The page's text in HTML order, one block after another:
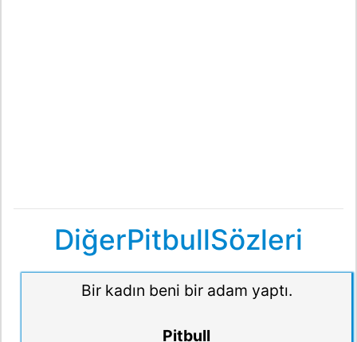
DiğerPitbullSözleri
Bir kadın beni bir adam yaptı.
Pitbull